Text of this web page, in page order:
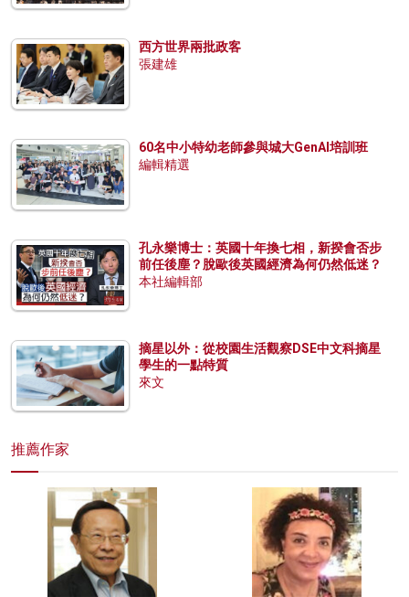
西方世界兩批政客
張建雄
60名中小特幼老師參與城大GenAI培訓班
編輯精選
孔永樂博士：英國十年換七相，新揆會否步
前任後塵？脫歐後英國經濟為何仍然低迷？
本社編輯部
摘星以外：從校園生活觀察DSE中文科摘星
學生的一點特質
來文
推薦作家